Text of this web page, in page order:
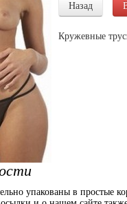
Назад
Кружевные
упакованы в простые